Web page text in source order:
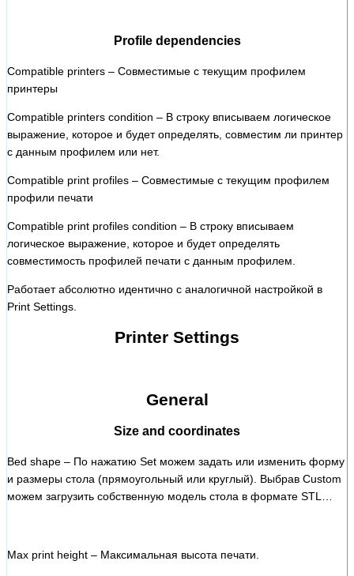
Profile dependencies
Compatible printers – Совместимые с текущим профилем
принтеры
Compatible printers condition – В строку вписываем логическое
выражение, которое и будет определять, совместим ли принтер
с данным профилем или нет.
Compatible print profiles – Совместимые с текущим профилем
профили печати
Compatible print profiles condition – В строку вписываем
логическое выражение, которое и будет определять
совместимость профилей печати с данным профилем.
Работает абсолютно идентично с аналогичной настройкой в
Print Settings.
Printer Settings
General
Size and coordinates
Bed shape – По нажатию Set можем задать или изменить форму
и размеры стола (прямоугольный или круглый). Выбрав Custom
можем загрузить собственную модель стола в формате STL…
Max print height – Максимальная высота печати.